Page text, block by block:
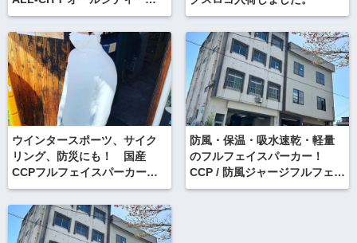
SPACE HORSE スペースホー
ス
ウインタースポーツ、サイク
リング、防災にも！ 国産
CCPフルフェイスパーカーシ
リーズありますよ。
防風・保温・吸水速乾・軽量
のフルフェイスパーカー！
CCP / 防風ジャージフルフェイ
ス 2012